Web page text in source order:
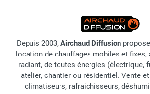
Depuis 2003, Airchaud Diffusion
location de chauffages mobiles et fixes,
radiant, de toutes énergies (électrique,
atelier, chantier ou résidentiel. Vente
climatiseurs, rafraichisseurs,